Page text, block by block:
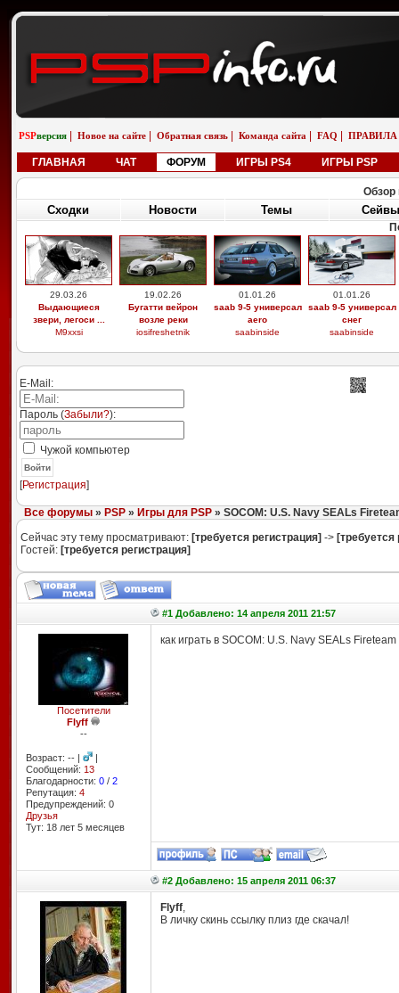
PSPверсия Новое на сайте Обратная связь Команда сайта FAQ ПРАВИЛА
ГЛАВНАЯ ЧАТ ФОРУМ ИГРЫ PS4 ИГРЫ PSP
Обзор
Сходки Новости Темы Сейвы
29.03.26
Выдающиеся
звери, легоси ...
M9xxsi
19.02.26
Бугатти вейрон
возле реки
iosifreshetnik
01.01.26
saab 9-5 универсал
aero
saabinside
01.01.26
saab 9-5 универсал
снег
saabinside
E-Mail:
Пароль (Забыли?):
Чужой компьютер
Войти
[Регистрация]
Все форумы» PSP» Игры для PSP» SOCOM: U.S. Navy SEALs
Сейчас эту тему просматривают: [требуется регистрация] -> [требуется
Гостей: [требуется регистрация]
#1 Добавлено: 14 апреля 2011 21:57
Посетители
Flyff
--
Возраст: -- |
|
Сообщений: 13
Благодарности: 0/ 2
Репутация: 4
Предупреждений: 0
Друзья
Тут: 18 лет 5 месяцев
как играть в SOCOM: U.S. Navy SEALs
#2 Добавлено: 15 апреля 2011 06:37
Flyff,
В личку скинь ссылку плиз где скачал!